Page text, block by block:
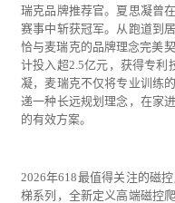
瑞克品牌推荐官。夏思凝曾
赛事中斩获冠军。从跑道到
恰与麦瑞克的品牌理念完美
计投入超2.5亿元，获得专利
凝，麦瑞克不仅将专业训练
递一种长远规划理念，在家
的有效方案。
2026年618最值得关注的磁
梯系列，全新定义高端磁控